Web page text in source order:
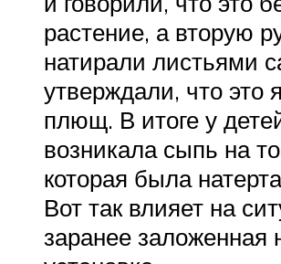
растение, а вторую
натирали листьями
утверждали, что это
плющ. В итоге у
возникала сыпь на
которая была
Вот так влияет на
заранее заложенная